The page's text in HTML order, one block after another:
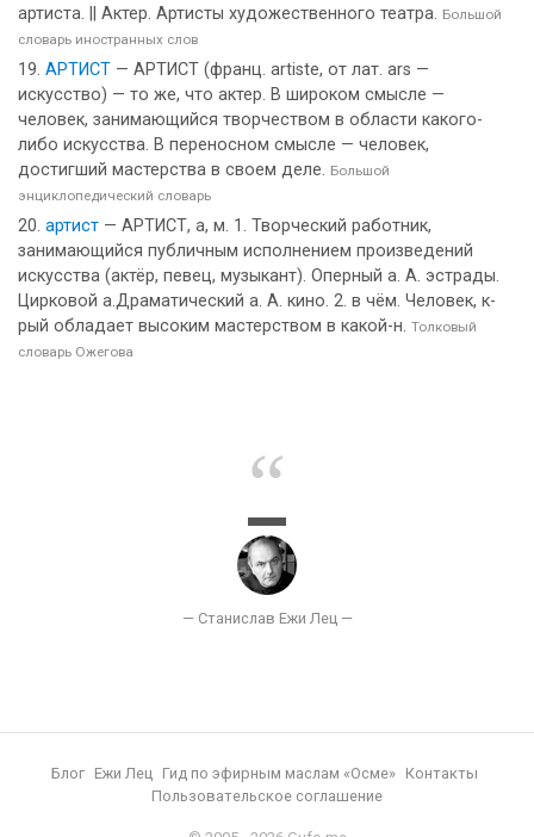
артиста. || Актер. Артисты художественного театра. Большой
словарь иностранных слов
АРТИСТ — АРТИСТ (франц. artiste, от лат. ars —
искусство) — то же, что актер. В широком смысле —
человек, занимающийся творчеством в области какого-
либо искусства. В переносном смысле — человек,
достигший мастерства в своем деле. Большой
энциклопедический словарь
артист — АРТИСТ, а, м. 1. Творческий работник,
занимающийся публичным исполнением произведений
искусства (актёр, певец, музыкант). Оперный а. А. эстрады.
Цирковой а.Драматический а. А. кино. 2. в чём. Человек, к-
рый обладает высоким мастерством в какой-н. Толковый
словарь Ожегова
Блог Ежи Лец Гид по эфирным маслам «Осме»
Контакты
Пользовательское соглашение